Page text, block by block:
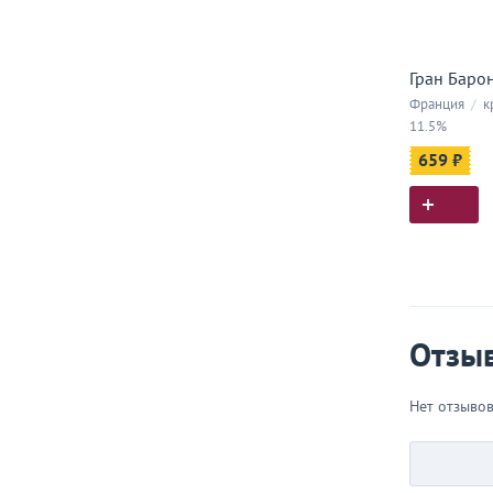
Гран
Франция /
11.5%
659 ₽
Нет отзывов